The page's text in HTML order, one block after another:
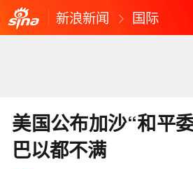
新浪新闻 国际
美国公布加沙“和平
巴以都不满